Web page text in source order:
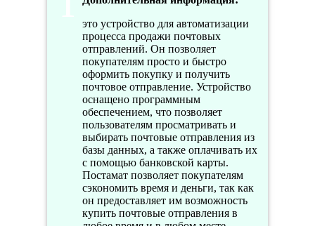
это устройство для автоматизации
процесса продажи почтовых
отправлений. Он позволяет
покупателям просто и быстро
оформить покупку и получить
почтовое отправление. Устройство
оснащено программным
обеспечением, что позволяет
пользователям просматривать и
выбирать почтовые отправления из
базы данных, а также оплачивать их
с помощью банковской карты.
Постамат позволяет покупателям
сэкономить время и деньги, так как
он предоставляет им возможность
купить почтовые отправления в